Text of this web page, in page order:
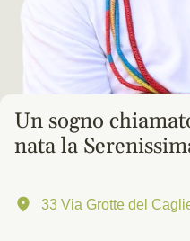
Un sogno
nata la
33 Via Grotte del